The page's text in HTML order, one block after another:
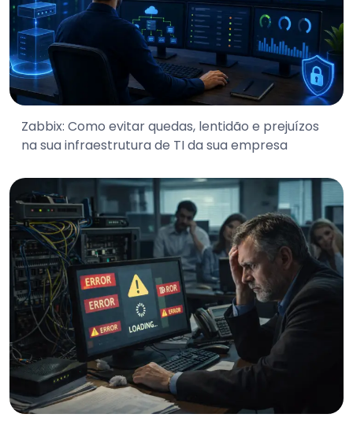
Zabbix: Como evitar quedas, lentidão e prejuízos
na sua infraestrutura de TI da sua empresa